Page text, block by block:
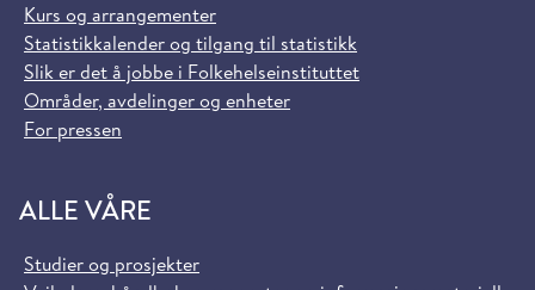
Kurs og arrangementer
Statistikkalender og tilgang til statistikk
Slik er det å jobbe i Folkehelseinstituttet
Områder, avdelinger og enheter
For pressen
ALLE VÅRE
Studier og prosjekter